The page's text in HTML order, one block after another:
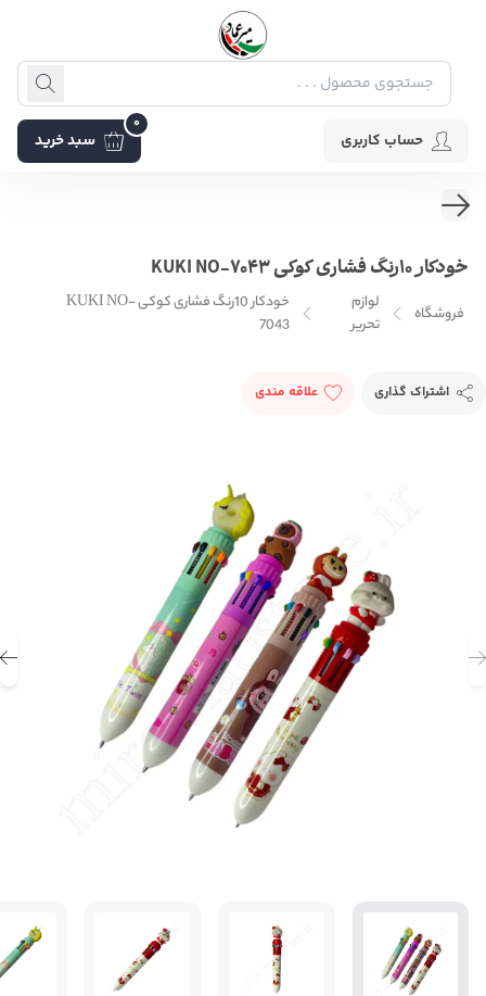
حساب کاربری سبد خرید
0
خودکار 10رنگ فشاری کوکی KUKI NO-7043
فروشگاه
لوازم
تحریر
خودکار 10رنگ فشاری کوکی KUKI NO-
7043
اشتراک گذاری علاقه مندی